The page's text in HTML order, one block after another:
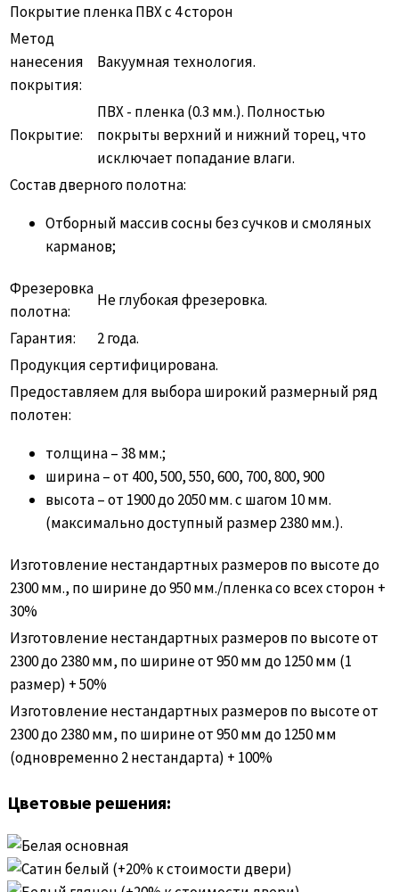
Покрытие пленка ПВХ с 4 сторон
Метод
нанесения
покрытия:
Вакуумная технология.
Покрытие:
ПВХ - пленка (0.3 мм.). Полностью
покрыты верхний и нижний торец, что
исключает попадание влаги.
Состав дверного полотна:
Отборный массив сосны без сучков и смоляных
карманов;
Фрезеровка
полотна:
Не глубокая фрезеровка.
Гарантия:
2 года.
Продукция сертифицирована.
Предоставляем для выбора широкий размерный ряд
полотен:
толщина – 38 мм.;
ширина – от 400, 500, 550, 600, 700, 800, 900
высота – от 1900 до 2050 мм. с шагом 10 мм.
(максимально доступный размер 2380 мм.).
Изготовление нестандартных размеров по высоте до
2300 мм., по ширине до 950 мм./пленка со всех сторон +
30%
Изготовление нестандартных размеров по высоте от
2300 до 2380 мм, по ширине от 950 мм до 1250 мм (1
размер) + 50%
Изготовление нестандартных размеров по высоте от
2300 до 2380 мм, по ширине от 950 мм до 1250 мм
(одновременно 2 нестандарта) + 100%
Цветовые решения: